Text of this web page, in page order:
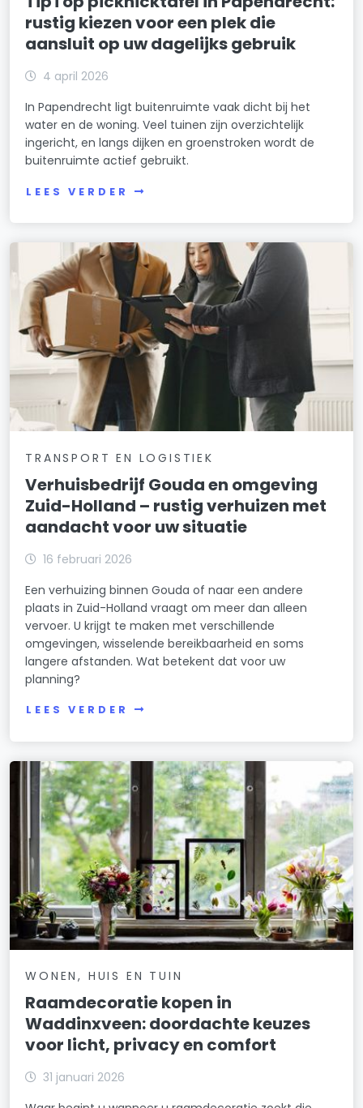
rustig kiezen voor een plek die
aansluit op uw dagelijks gebruik
4 april 2026
In Papendrecht ligt buitenruimte vaak dicht bij het
water en de woning. Veel tuinen zijn overzichtelijk
ingericht, en langs dijken en groenstroken wordt de
buitenruimte actief gebruikt.
LEES VERDER
TRANSPORT EN LOGISTIEK
Verhuisbedrijf Gouda en omgeving
Zuid-Holland – rustig verhuizen met
aandacht voor uw situatie
16 februari 2026
Een verhuizing binnen Gouda of naar een andere
plaats in Zuid-Holland vraagt om meer dan alleen
vervoer. U krijgt te maken met verschillende
omgevingen, wisselende bereikbaarheid en soms
langere afstanden. Wat betekent dat voor uw
planning?
LEES VERDER
WONEN, HUIS EN TUIN
Raamdecoratie kopen in
Waddinxveen: doordachte keuzes
voor licht, privacy en comfort
31 januari 2026